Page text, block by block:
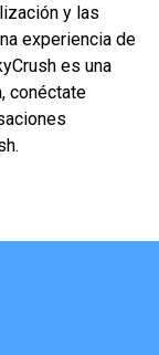
y las
experiencia de
es una
conéctate